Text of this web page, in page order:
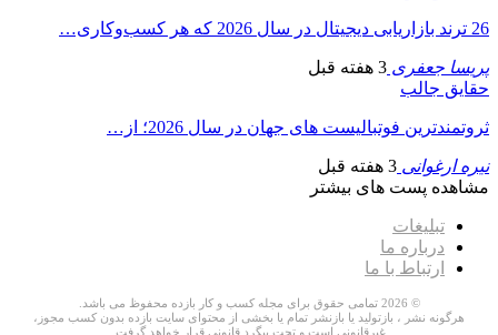
26 ترند بازاریابی دیجیتال در سال 2026 که هر کسب‌وکاری…
پریسا جعفری 3 هفته قبل
حقایق جالب
ثروتمندترین فوتبالیست های جهان در سال 2026؛ از…
نیره ارغوانی 3 هفته قبل
مشاهده پست های بیشتر
تبلیغات
درباره ما
ارتباط با ما
© 2026 تمامی حقوق برای مجله کسب و کار بازده محفوظ می باشد.
هرگونه نشر ، بازتولید یا بازنشر تمام یا بخشی از محتوای سایت بازده بدون کسب مجوز،
غیرقانونی است و تحت پیگرد قانونی قرار خواهد گرفت.